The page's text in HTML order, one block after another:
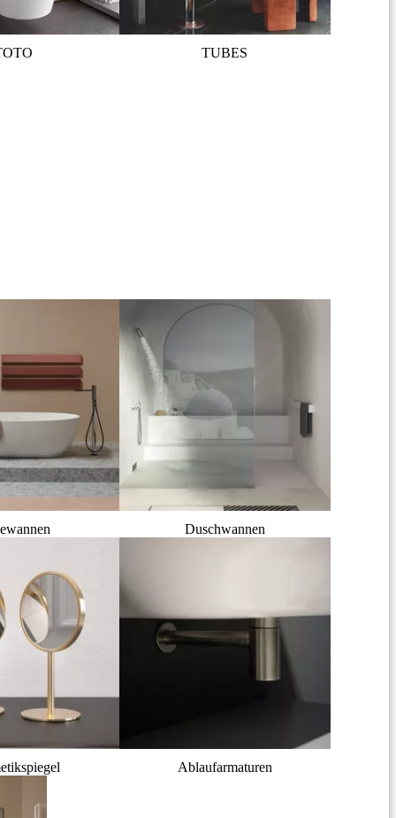
TUBES
Duschwannen
Ablaufarmaturen